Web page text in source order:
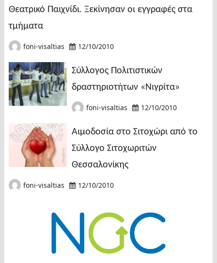
Θεατρικό Παιχνίδι. Ξεκίνησαν οι εγγραφές στα
τμήματα
foni-visaltias 12/10/2010
Σύλλογος Πολιτιστικών
δραστηριοτήτων «Νιγρίτα»
foni-visaltias 12/10/2010
Αιμοδοσία στο Σιτοχώρι από το
Σύλλογο Σιτοχωριτών
Θεσσαλονίκης
foni-visaltias 12/10/2010